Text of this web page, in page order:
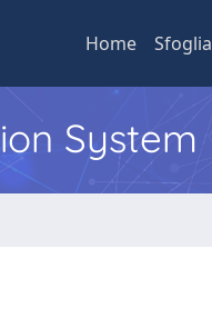
Home Sfoglia
System